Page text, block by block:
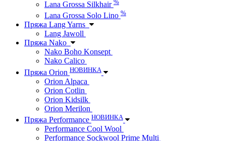
Lana Grossa Silkhair %
Lana Grossa Solo Lino %
Пряжа Lang Yarns
Lang Jawoll
Пряжа Nako
Nako Boho Konsept
Nako Calico
Пряжа Orion НОВИНКА
Orion Alpaca
Orion Cotlin
Orion Kidsilk
Orion Merilon
Пряжа Performance НОВИНКА
Performance Cool Wool
Performance Sockwool Prime Multi